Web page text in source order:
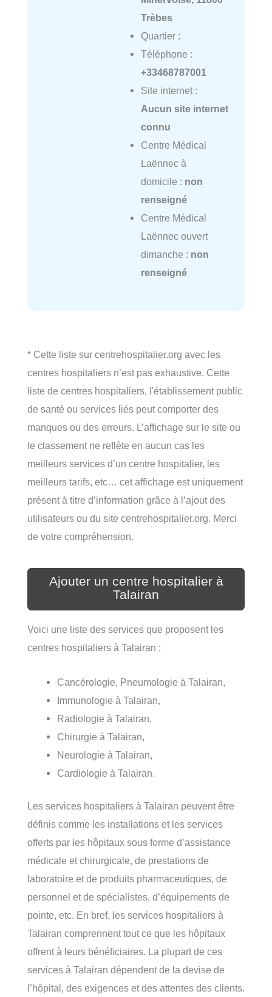
Trèbes
Quartier :
Téléphone :
+33468787001
Site internet :
Aucun site internet
connu
Centre Médical
Laënnec à
domicile : non
renseigné
Centre Médical
Laënnec ouvert
dimanche : non
renseigné
* Cette liste sur centrehospitalier.org avec les
centres hospitaliers n’est pas exhaustive. Cette
liste de centres hospitaliers, l'établissement public
de santé ou services liés peut comporter des
manques ou des erreurs. L’affichage sur le site ou
le classement ne reflète en aucun cas les
meilleurs services d’un centre hospitalier, les
meilleurs tarifs, etc… cet affichage est uniquement
présent à titre d’information grâce à l’ajout des
utilisateurs ou du site centrehospitalier.org. Merci
de votre compréhension.
Ajouter un centre hospitalier à
Talairan
Voici une liste des services que proposent les
centres hospitaliers à Talairan :
Cancérologie, Pneumologie à Talairan,
Immunologie à Talairan,
Radiologie à Talairan,
Chirurgie à Talairan,
Neurologie à Talairan,
Cardiologie à Talairan.
Les services hospitaliers à Talairan peuvent être
définis comme les installations et les services
offerts par les hôpitaux sous forme d’assistance
médicale et chirurgicale, de prestations de
laboratoire et de produits pharmaceutiques, de
personnel et de spécialistes, d’équipements de
pointe, etc. En bref, les services hospitaliers à
Talairan comprennent tout ce que les hôpitaux
offrent à leurs bénéficiaires. La plupart de ces
services à Talairan dépendent de la devise de
l’hôpital, des exigences et des attentes des clients.